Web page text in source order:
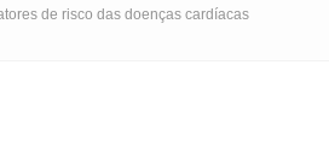
de risco das doenças cardíacas